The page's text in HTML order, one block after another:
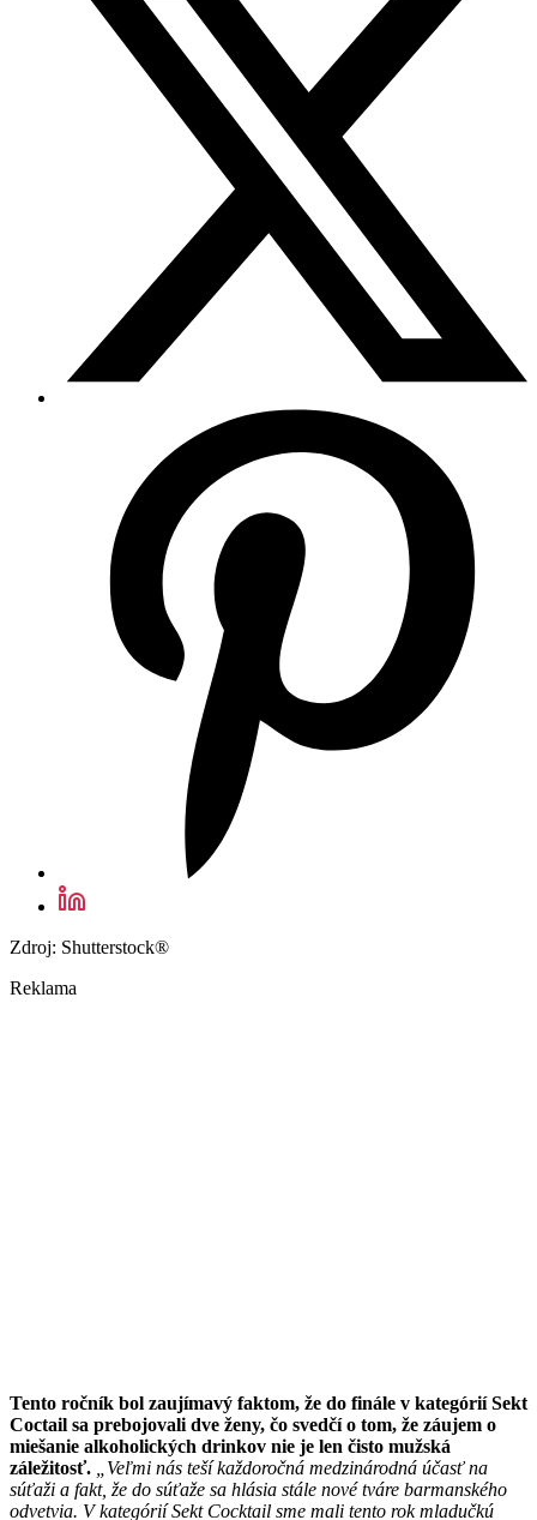
Zdroj: Shutterstock®
Reklama
Tento ročník bol zaujímavý faktom, že do finále v kategórií Sekt
Coctail sa prebojovali dve ženy, čo svedčí o tom, že záujem o
miešanie alkoholických drinkov nie je len čisto mužská
záležitosť. „Veľmi nás teší každoročná medzinárodná účasť na
súťaži a fakt, že do súťaže sa hlásia stále nové tváre barmanského
odvetvia. V kategórií Sekt Cocktail sme mali tento rok mladučkú